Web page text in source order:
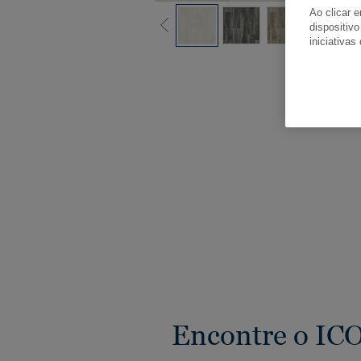
Encontre o
Ao clicar
iniciativas